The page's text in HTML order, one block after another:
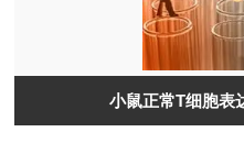
小鼠正常T细胞表